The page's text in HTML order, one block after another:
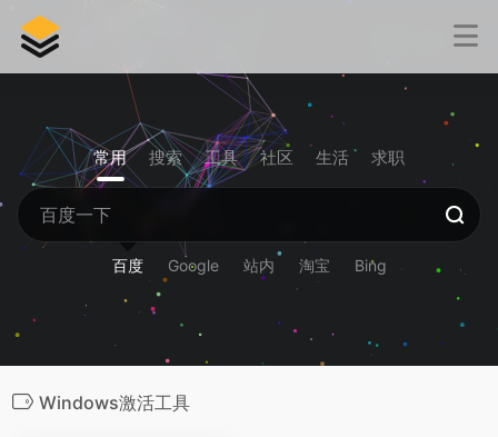
常用 搜索 工具 社区 生活 求职
百度 Google 站内 淘宝 Bing
Windows激活工具